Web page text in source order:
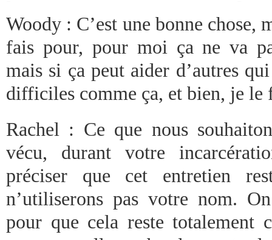
Woody : C’est une bonne chose,
fais pour, pour moi ça ne va
mais si ça peut aider d’autres
difficiles comme ça, et bien, je le
Rachel : Ce que nous
vécu, durant votre
préciser que cet entretien
n’utiliserons pas votre nom.
pour que cela reste totalement